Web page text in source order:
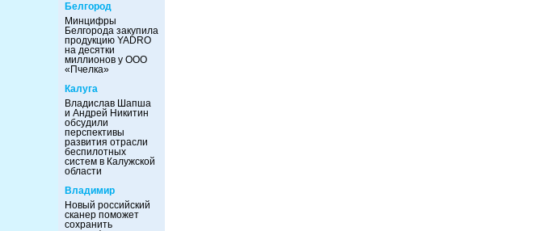
Белгород
Минцифры
Белгорода закупила
продукцию YADRO
на десятки
миллионов у ООО
«Пчелка»
Калуга
Владислав Шапша
и Андрей Никитин
обсудили
перспективы
развития отрасли
беспилотных
систем в Калужской
области
Владимир
Новый российский
сканер поможет
сохранить